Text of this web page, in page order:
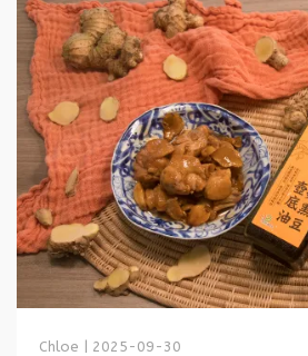
Chloe | 2025-09-30